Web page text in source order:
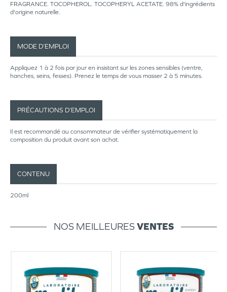
FRAGRANCE. TOCOPHEROL. TOCOPHERYL ACETATE. 98% d'ingrédients
d'origine naturelle.
MODE D’EMPLOI
Appliquez 1 à 2 fois par jour en insistant sur les zones sensibles (ventre,
hanches, seins, fesses). Prenez le temps de vous masser 2 à 5 minutes.
PRÉCAUTIONS D’EMPLOI
Il est recommandé au consommateur de vérifier systématiquement la
composition du produit avant son achat.
CONTENU
200ml
NOS MEILLEURESVENTES